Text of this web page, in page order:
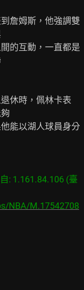
詹姆斯，他強調雙
的互動，一直都是
休時，佩林卡表
能以湖人球員身分
: 1.161.84.106 (臺
NBA/M.17542708